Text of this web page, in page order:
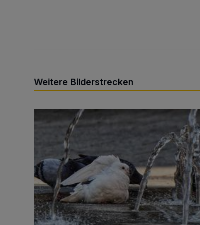
Weitere Bilderstrecken
Sommer in der Elberfelder City